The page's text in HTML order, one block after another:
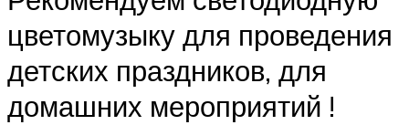
цветомузыку для проведения
детских праздников, для
домашних мероприятий !